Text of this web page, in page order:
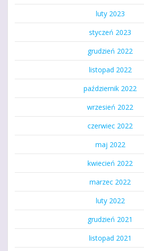
luty 2023
styczeń 2023
grudzień 2022
listopad 2022
październik 2022
wrzesień 2022
czerwiec 2022
maj 2022
kwiecień 2022
marzec 2022
luty 2022
grudzień 2021
listopad 2021